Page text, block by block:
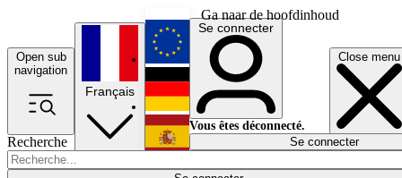
Ga naar de hoofdinhoud
Open sub
navigation
Close menu
Recherche
Français
English
Deutsch
Español
Se connecter
Vous êtes déconnecté.
Se connecter